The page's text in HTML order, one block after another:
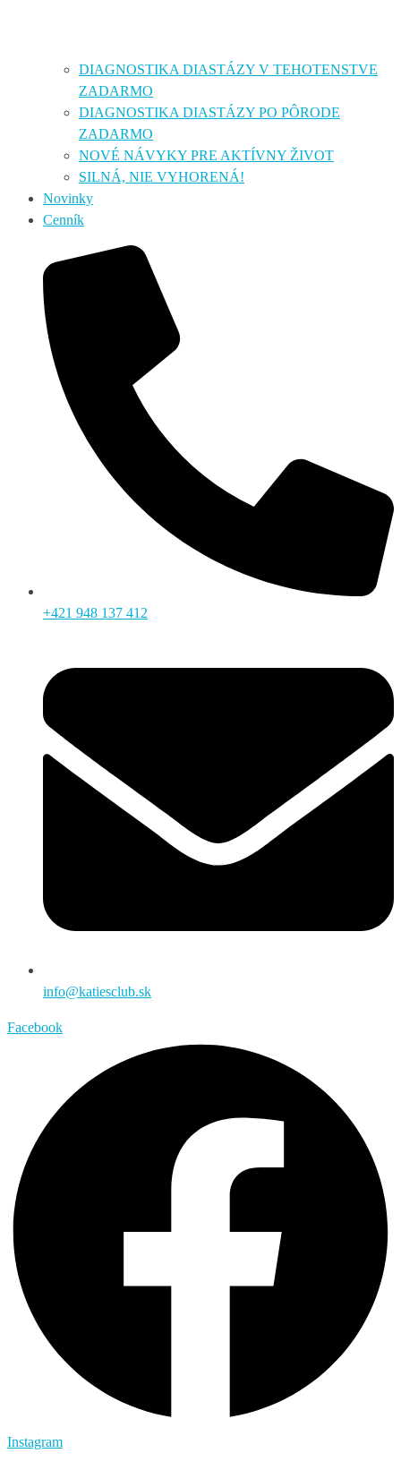
DIAGNOSTIKA DIASTÁZY V TEHOTENSTVE
ZADARMO
DIAGNOSTIKA DIASTÁZY PO PÔRODE
ZADARMO
NOVÉ NÁVYKY PRE AKTÍVNY ŽIVOT
SILNÁ, NIE VYHORENÁ!
Novinky
Cenník
+421 948 137 412
info@katiesclub.sk
Facebook
Instagram